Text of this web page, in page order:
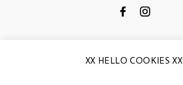
CONTACTEZ-MOI
XX HELLO COOKIES XX